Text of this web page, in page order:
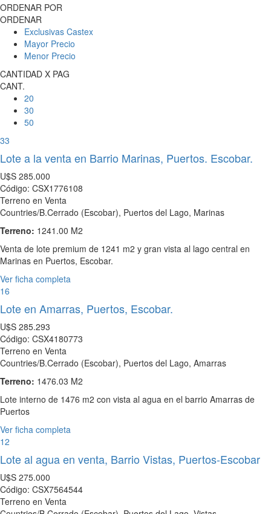
ORDENAR POR
ORDENAR
Exclusivas Castex
Mayor Precio
Menor Precio
CANTIDAD X PAG
CANT.
20
30
50
33
Lote a la venta en Barrio Marinas, Puertos. Escobar.
U$S 285.000
Código: CSX1776108
Terreno en Venta
Countries/B.Cerrado (Escobar), Puertos del Lago, Marinas
Terreno: 1241.00 M2
Venta de lote premium de 1241 m2 y gran vista al lago central en
Marinas en Puertos, Escobar.
Ver ficha completa
16
Lote en Amarras, Puertos, Escobar.
U$S 285.293
Código: CSX4180773
Terreno en Venta
Countries/B.Cerrado (Escobar), Puertos del Lago, Amarras
Terreno: 1476.03 M2
Lote interno de 1476 m2 con vista al agua en el barrio Amarras de
Puertos
Ver ficha completa
12
Lote al agua en venta, Barrio Vistas, Puertos-Escobar
U$S 275.000
Código: CSX7564544
Terreno en Venta